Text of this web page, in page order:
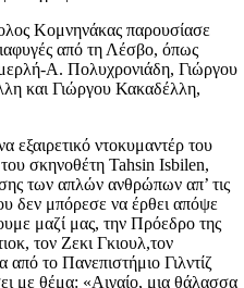
Κομνηνάκας παρουσίασε
από τη Λέσβο, όπως
Α. Πολυχρονιάδη, Γιώργου
και Γιώργου Κακαδέλλη,
ντοκυμαντέρ του
σκηνοθέτη Tahsin Isbilen,
των απλών ανθρώπων απ’ τις
δεν μπόρεσε να έρθει απόψε
μαζί μας, την Πρόεδρο της
τον Ζεκι Γκιουλ,τον
το Πανεπιστήμιο Γιλντίζ
με θέμα: «Αιγαίο, μια θάλασσα